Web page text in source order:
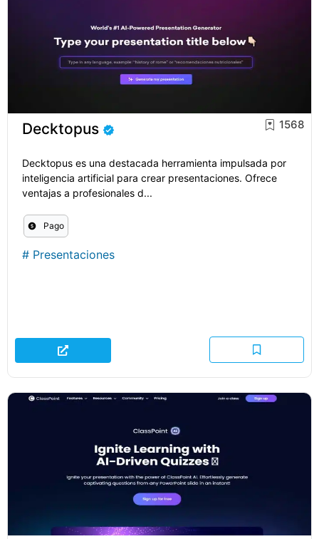
Decktopus 1568
Decktopus es una destacada herramienta impulsada por
inteligencia artificial para crear presentaciones. Ofrece
ventajas a profesionales d...
Pago
# Presentaciones